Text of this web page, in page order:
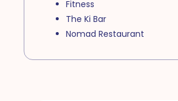
Fitness
The Ki Bar
Nomad Restaurant